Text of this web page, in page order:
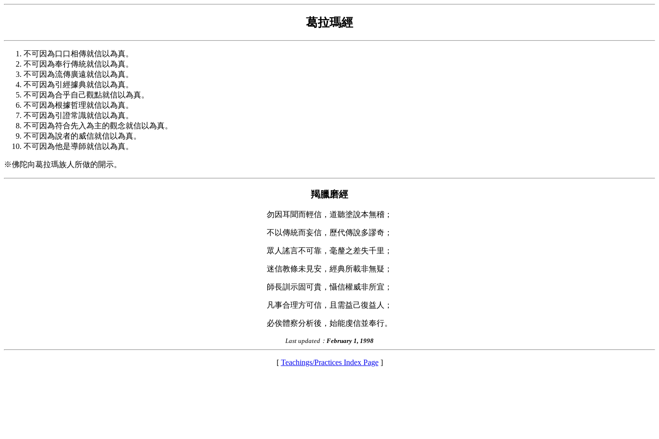
葛拉瑪經
不可因為口口相傳就信以為真。
不可因為奉行傳統就信以為真。
不可因為流傳廣遠就信以為真。
不可因為引經據典就信以為真。
不可因為合乎自己觀點就信以為真。
不可因為根據哲理就信以為真。
不可因為引證常識就信以為真。
不可因為符合先入為主的觀念就信以為真。
不可因為說者的威信就信以為真。
不可因為他是導師就信以為真。
※佛陀向葛拉瑪族人所做的開示。
羯臘磨經
勿因耳聞而輕信，道聽塗說本無稽；
不以傳統而妄信，歷代傳說多謬奇；
眾人謠言不可靠，毫釐之差失千里；
迷信教條未見安，經典所載非無疑；
師長訓示固可貴，懾信權威非所宜；
凡事合理方可信，且需益己復益人；
必俟體察分析後，始能虔信並奉行。
Last updated： February 1, 1998
[ Teachings/Practices Index Page]